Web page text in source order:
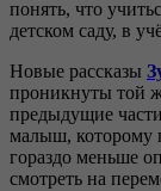
понять, что
детском саду, в
Новые рассказы
проникнуты той
предыдущие
малыш, которому
гораздо меньше
смотреть на